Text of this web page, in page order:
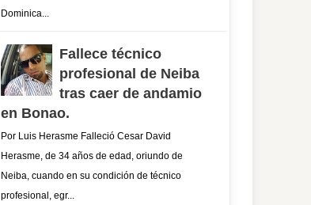
Dominica...
Fallece técnico
profesional de Neiba
tras caer de andamio
en Bonao.
Por Luis Herasme Falleció Cesar David
Herasme, de 34 años de edad, oriundo de
Neiba, cuando en su condición de técnico
profesional, egr...